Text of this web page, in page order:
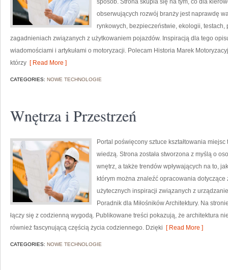
sposób. Strona skupia się na tym, co dla
obserwujących rozwój branży jest naprawdę
rynkowych, bezpieczeństwie, ekologii,
zagadnieniach związanych z użytkowaniem pojazdów. Inspiracją dla tego
wiadomościami i artykułami o motoryzacji. Polecam Historia Marek
którzy [ Read More ]
CATEGORIES: NOWE TECHNOLOGIE
Wnętrza i Przestrzeń
Portal poświęcony sztuce kształtowania
wiedzą. Strona została stworzona z myślą o
wnętrz, a także trendów wpływających na to,
którym można znaleźć opracowania
użytecznych inspiracji związanych z
Poradnik dla Miłośników Architektury. Na
łączy się z codzienną wygodą. Publikowane treści pokazują, że architektura
również fascynującą częścią życia codziennego. Dzięki [ Read More ]
CATEGORIES: NOWE TECHNOLOGIE